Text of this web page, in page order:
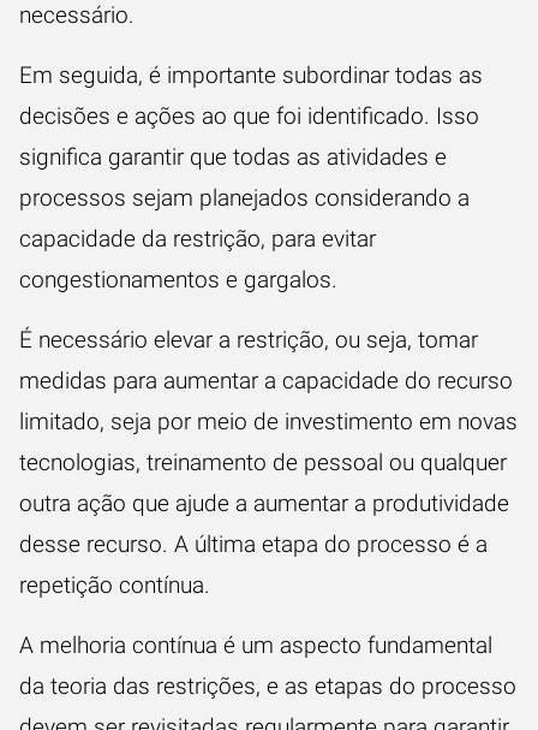
necessário.
Em seguida, é importante subordinar todas as
decisões e ações ao que foi identificado. Isso
significa garantir que todas as atividades e
processos sejam planejados considerando a
capacidade da restrição, para evitar
congestionamentos e gargalos.
É necessário elevar a restrição, ou seja, tomar
medidas para aumentar a capacidade do recurso
limitado, seja por meio de investimento em novas
tecnologias, treinamento de pessoal ou qualquer
outra ação que ajude a aumentar a produtividade
desse recurso. A última etapa do processo é a
repetição contínua.
A melhoria contínua é um aspecto fundamental
da teoria das restrições, e as etapas do processo